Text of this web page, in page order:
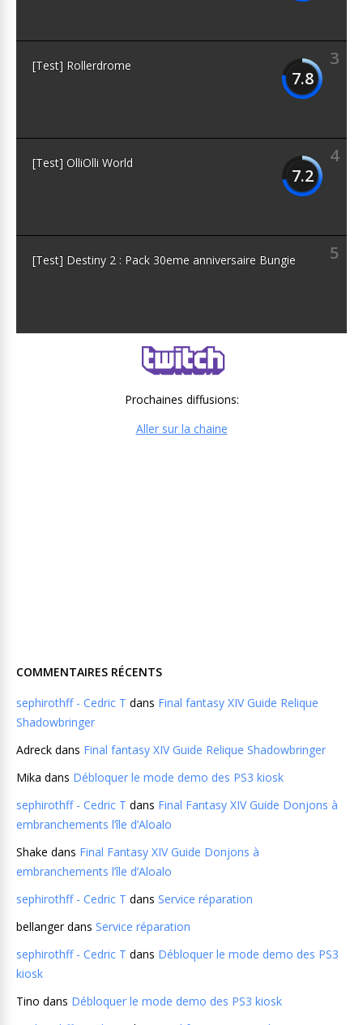
3
7.8
[Test] Rollerdrome
4
7.2
[Test] OlliOlli World
5
[Test] Destiny 2 : Pack 30eme anniversaire Bungie
Prochaines diffusions:
Aller sur la chaine
COMMENTAIRES RÉCENTS
sephirothff - Cedric T dans Final fantasy XIV Guide Relique
Shadowbringer
Adreck dans Final fantasy XIV Guide Relique Shadowbringer
Mika dans Débloquer le mode demo des PS3 kiosk
sephirothff - Cedric T dans Final Fantasy XIV Guide Donjons à
embranchements l’île d’Aloalo
Shake dans Final Fantasy XIV Guide Donjons à
embranchements l’île d’Aloalo
sephirothff - Cedric T dans Service réparation
bellangerdans Service réparation
sephirothff - Cedric T dans Débloquer le mode demo des PS3
kiosk
Tino dans Débloquer le mode demo des PS3 kiosk